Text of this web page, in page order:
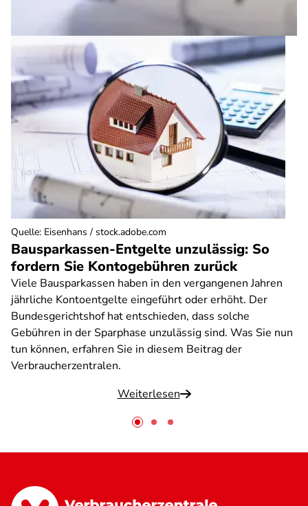
Bausparkassen-Entgelte unzulässig: So
fordern Sie Kontogebühren zurück
Viele Bausparkassen haben in den vergangenen Jahren
jährliche Kontoentgelte eingeführt oder erhöht. Der
Bundesgerichtshof hat entschieden, dass solche
Gebühren in der Sparphase unzulässig sind. Was Sie nun
tun können, erfahren Sie in diesem Beitrag der
Verbraucherzentralen.
Weiterlesen
Quelle: Eisenhans / stock.adobe.com